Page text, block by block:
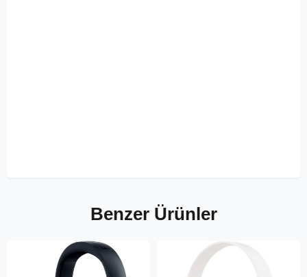
Benzer Ürünler